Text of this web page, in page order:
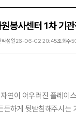
봉사센터 1차 기
작성일26-06-02 20:45조회수
연이 어우러진 플레이
든하게 뒷받침해주시는